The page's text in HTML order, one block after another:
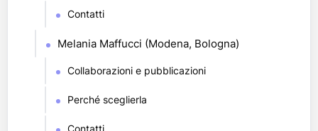
Contatti
Melania Maffucci (Modena, Bologna)
Collaborazioni e pubblicazioni
Perché sceglierla
Contatti